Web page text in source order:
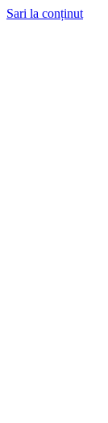
Sari la conținut